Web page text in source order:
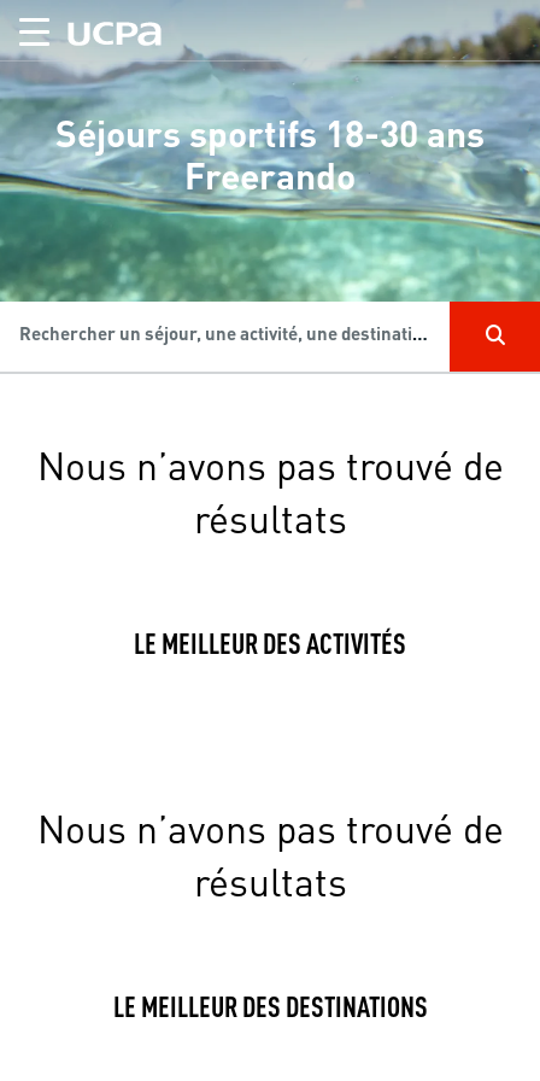
Séjours sportifs 18-30 ans
Freerando
Rechercher un séjour, une activité, une destination...
Nous n’avons pas trouvé de
résultats
LE MEILLEUR DES ACTIVITÉS
Nous n’avons pas trouvé de
résultats
LE MEILLEUR DES DESTINATIONS